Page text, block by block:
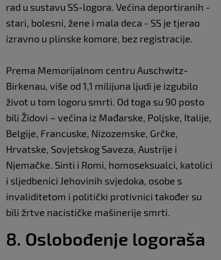
rad u sustavu SS-logora. Većina deportiranih -
stari, bolesni, žene i mala deca - SS je tjerao
izravno u plinske komore, bez registracije.
Prema Memorijalnom centru Auschwitz-
Birkenau, više od 1,1 milijuna ljudi je izgubilo
život u tom logoru smrti. Od toga su 90 posto
bili Židovi – većina iz Mađarske, Poljske, Italije,
Belgije, Francuske, Nizozemske, Grčke,
Hrvatske, Sovjetskog Saveza, Austrije i
Njemačke. Sinti i Romi, homoseksualci, katolici
i sljedbenici Jehovinih svjedoka, osobe s
invaliditetom i politički protivnici također su
bili žrtve nacističke mašinerije smrti.
8. Oslobođenje logoraša